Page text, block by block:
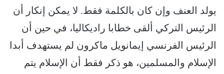
يولد العنف وإن كان بالكلمة فقط. لا يمكن إنكار أن
الرئيس التركي ألقى خطابا راديكاليا، في حين أن
الرئيس الفرنسي إيمانويل ماكرون لم يستهدف أبدا
الإسلام والمسلمين، هو ذكر فقط أن الإسلام يتم